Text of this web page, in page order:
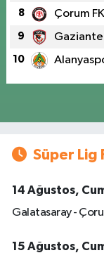
8 Çorum FK
9
10
Süper Lig
14 Ağustos,
Galatasaray -
15 Ağustos,